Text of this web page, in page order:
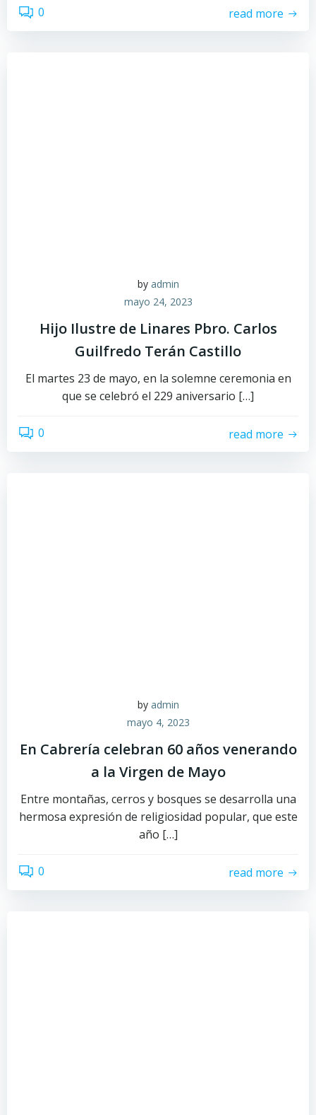
0 read more
by admin
mayo 24, 2023
Hijo Ilustre de Linares Pbro. Carlos
Guilfredo Terán Castillo
El martes 23 de mayo, en la solemne ceremonia en
que se celebró el 229 aniversario […]
0 read more
by admin
mayo 4, 2023
En Cabrería celebran 60 años venerando
a la Virgen de Mayo
Entre montañas, cerros y bosques se desarrolla una
hermosa expresión de religiosidad popular, que este
año […]
0 read more